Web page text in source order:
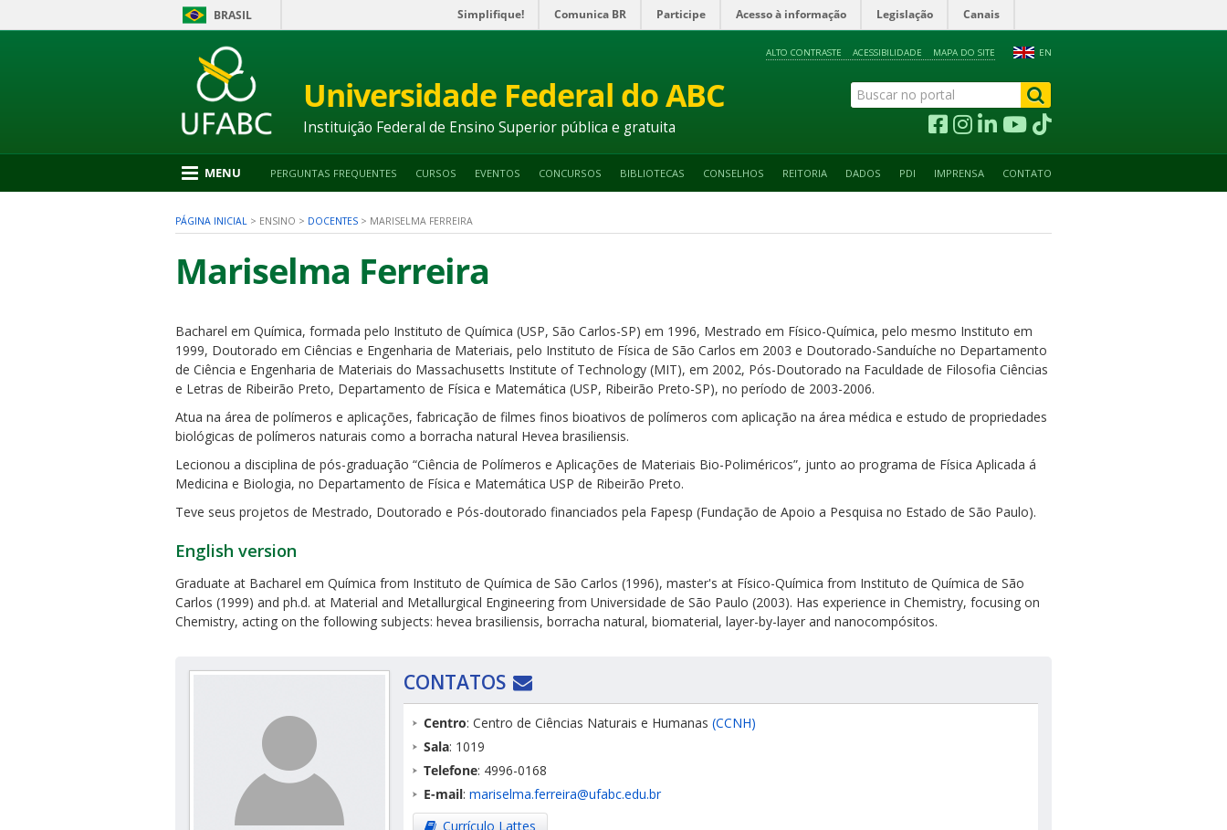
BRASIL Simplifique! Comunica BR Participe Acesso à informação Legislação Canais
para
2
Ir
4
EN
ALTO CONTRASTE ACESSIBILIDADE MAPA DO SITE
Universidade Federal do ABC
Instituição Federal de Ensino Superior pública e gratuita
MENU PERGUNTAS FREQUENTES CURSOS EVENTOS CONCURSOS BIBLIOTECAS CONSELHOS REITORIA DADOS PDI IMPRENSA CONTATO
PÁGINA INICIAL > ENSINO > DOCENTES > MARISELMA FERREIRA
Mariselma Ferreira
Bacharel em Química, formada pelo Instituto de Química (USP, São Carlos-SP) em 1996, Mestrado em Físico-Química, pelo mesmo Instituto em
1999, Doutorado em Ciências e Engenharia de Materiais, pelo Instituto de Física de São Carlos em 2003 e Doutorado-Sanduíche no Departamento
de Ciência e Engenharia de Materiais do Massachusetts Institute of Technology (MIT), em 2002, Pós-Doutorado na Faculdade de Filosofia Ciências
e Letras de Ribeirão Preto, Departamento de Física e Matemática (USP, Ribeirão Preto-SP), no período de 2003-2006.
Atua na área de polímeros e aplicações, fabricação de filmes finos bioativos de polímeros com aplicação na área médica e estudo de propriedades
biológicas de polímeros naturais como a borracha natural Hevea brasiliensis.
Lecionou a disciplina de pós-graduação “Ciência de Polímeros e Aplicações de Materiais Bio-Poliméricos”, junto ao programa de Física Aplicada á
Medicina e Biologia, no Departamento de Física e Matemática USP de Ribeirão Preto.
Teve seus projetos de Mestrado, Doutorado e Pós-doutorado financiados pela Fapesp (Fundação de Apoio a Pesquisa no Estado de São Paulo).
English version
Graduate at Bacharel em Química from Instituto de Química de São Carlos (1996), master's at Físico-Química from Instituto de Química de São
Carlos (1999) and ph.d. at Material and Metallurgical Engineering from Universidade de São Paulo (2003). Has experience in Chemistry, focusing on
Chemistry, acting on the following subjects: hevea brasiliensis, borracha natural, biomaterial, layer-by-layer and nanocompósitos.
CONTATOS
Centro: Centro de Ciências Naturais e Humanas (CCNH)
Sala: 1019
Telefone: 4996-0168
E-mail: mariselma.ferreira@ufabc.edu.br
Currículo Lattes